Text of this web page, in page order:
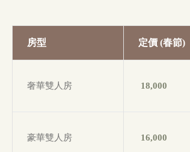
房型 定價 (春節)
奢華雙人房 18,000
豪華雙人房 16,000